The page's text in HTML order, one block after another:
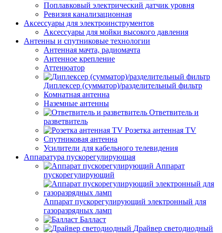
Поплавковый электрический датчик уровня
Ревизия канализационная
Аксессуары для электроинструментов
Аксессуары для мойки высокого давления
Антенны и спутниковые технологии
Антенная мачта, радиомачта
Антенное крепление
Аттенюатор
Диплексер (сумматор)/разделительный фильтр
Комнатная антенна
Наземные антенны
Ответвитель и
разветвитель
Розетка антенная TV
Спутниковая антенна
Усилители для кабельного телевидения
Аппаратура пускорегулирующая
Аппарат
пускорегулирующий
Аппарат пускорегулирующий электронный для
газоразрядных ламп
Балласт
Драйвер светодиодный